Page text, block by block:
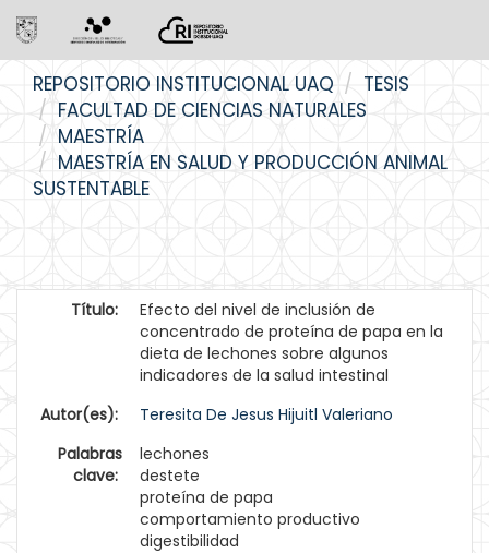
navigation
REPOSITORIO INSTITUCIONAL UAQ
TESIS
FACULTAD DE CIENCIAS NATURALES
MAESTRÍA
MAESTRÍA EN SALUD Y PRODUCCIÓN ANIMAL
SUSTENTABLE
Título:
Efecto del nivel de inclusión de
concentrado de proteína de papa en la
dieta de lechones sobre algunos
indicadores de la salud intestinal
Autor(es):
Teresita De Jesus Hijuitl Valeriano
Palabras
clave:
lechones
destete
proteína de papa
comportamiento productivo
digestibilidad